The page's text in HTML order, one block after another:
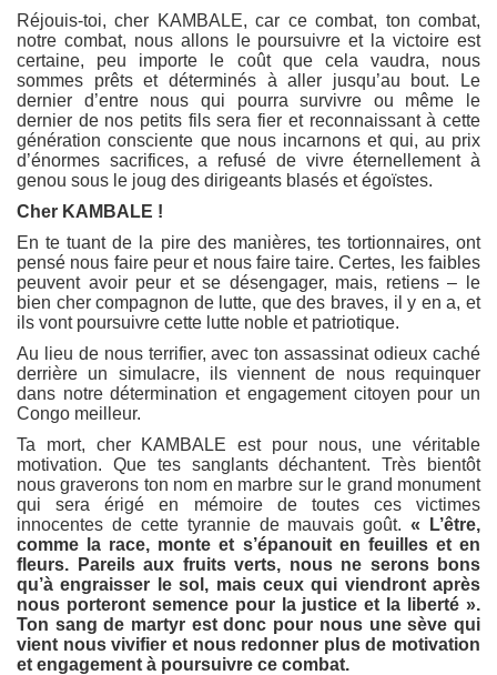
Réjouis-toi, cher KAMBALE, car ce combat, ton combat,
notre combat, nous allons le poursuivre et la victoire est
certaine, peu importe le coût que cela vaudra, nous
sommes prêts et déterminés à aller jusqu’au bout. Le
dernier d’entre nous qui pourra survivre ou même le
dernier de nos petits fils sera fier et reconnaissant à cette
génération consciente que nous incarnons et qui, au prix
d’énormes sacrifices, a refusé de vivre éternellement à
genou sous le joug des dirigeants blasés et égoïstes.
Cher KAMBALE !
En te tuant de la pire des manières, tes tortionnaires, ont
pensé nous faire peur et nous faire taire. Certes, les faibles
peuvent avoir peur et se désengager, mais, retiens – le
bien cher compagnon de lutte, que des braves, il y en a, et
ils vont poursuivre cette lutte noble et patriotique.
Au lieu de nous terrifier, avec ton assassinat odieux caché
derrière un simulacre, ils viennent de nous requinquer
dans notre détermination et engagement citoyen pour un
Congo meilleur.
Ta mort, cher KAMBALE est pour nous, une véritable
motivation. Que tes sanglants déchantent. Très bientôt
nous graverons ton nom en marbre sur le grand monument
qui sera érigé en mémoire de toutes ces victimes
innocentes de cette tyrannie de mauvais goût.« L’être,
comme la race, monte et s’épanouit en feuilles et en
fleurs. Pareils aux fruits verts, nous ne serons bons
qu’à engraisser le sol, mais ceux qui viendront après
nous porteront semence pour la justice et la liberté ».
Ton sang de martyr est donc pour nous une sève qui
vient nous vivifier et nous redonner plus de motivation
et engagement à poursuivre ce combat.